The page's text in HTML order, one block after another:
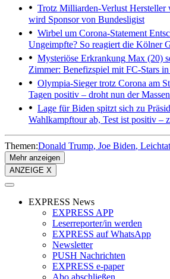
Trotz Milliarden-Verlust Hersteller
wird Sponsor von Bundesligist
Wirbel um Corona-Statement
Ungeimpfte? So reagiert die Kölner
Mysteriöse Erkrankung Max (20)
Zimmer: Benefizspiel mit FC-Stars
Olympia-Sieger trotz Corona am
Tagen positiv – droht nun der
Lage für Biden spitzt sich zu
Wahlkampftour ab, Test ist positiv –
Themen:Donald Trump Joe Biden
Mehr anzeigen
ANZEIGE X
EXPRESS News
EXPRESS APP
Leserreporter/in werden
EXPRESS auf WhatsApp
Newsletter
PUSH Nachrichten
EXPRESS e-paper
Abo abschließen